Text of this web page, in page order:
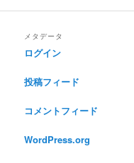
メタデータ
ログイン
投稿フィード
コメントフィード
WordPress.org